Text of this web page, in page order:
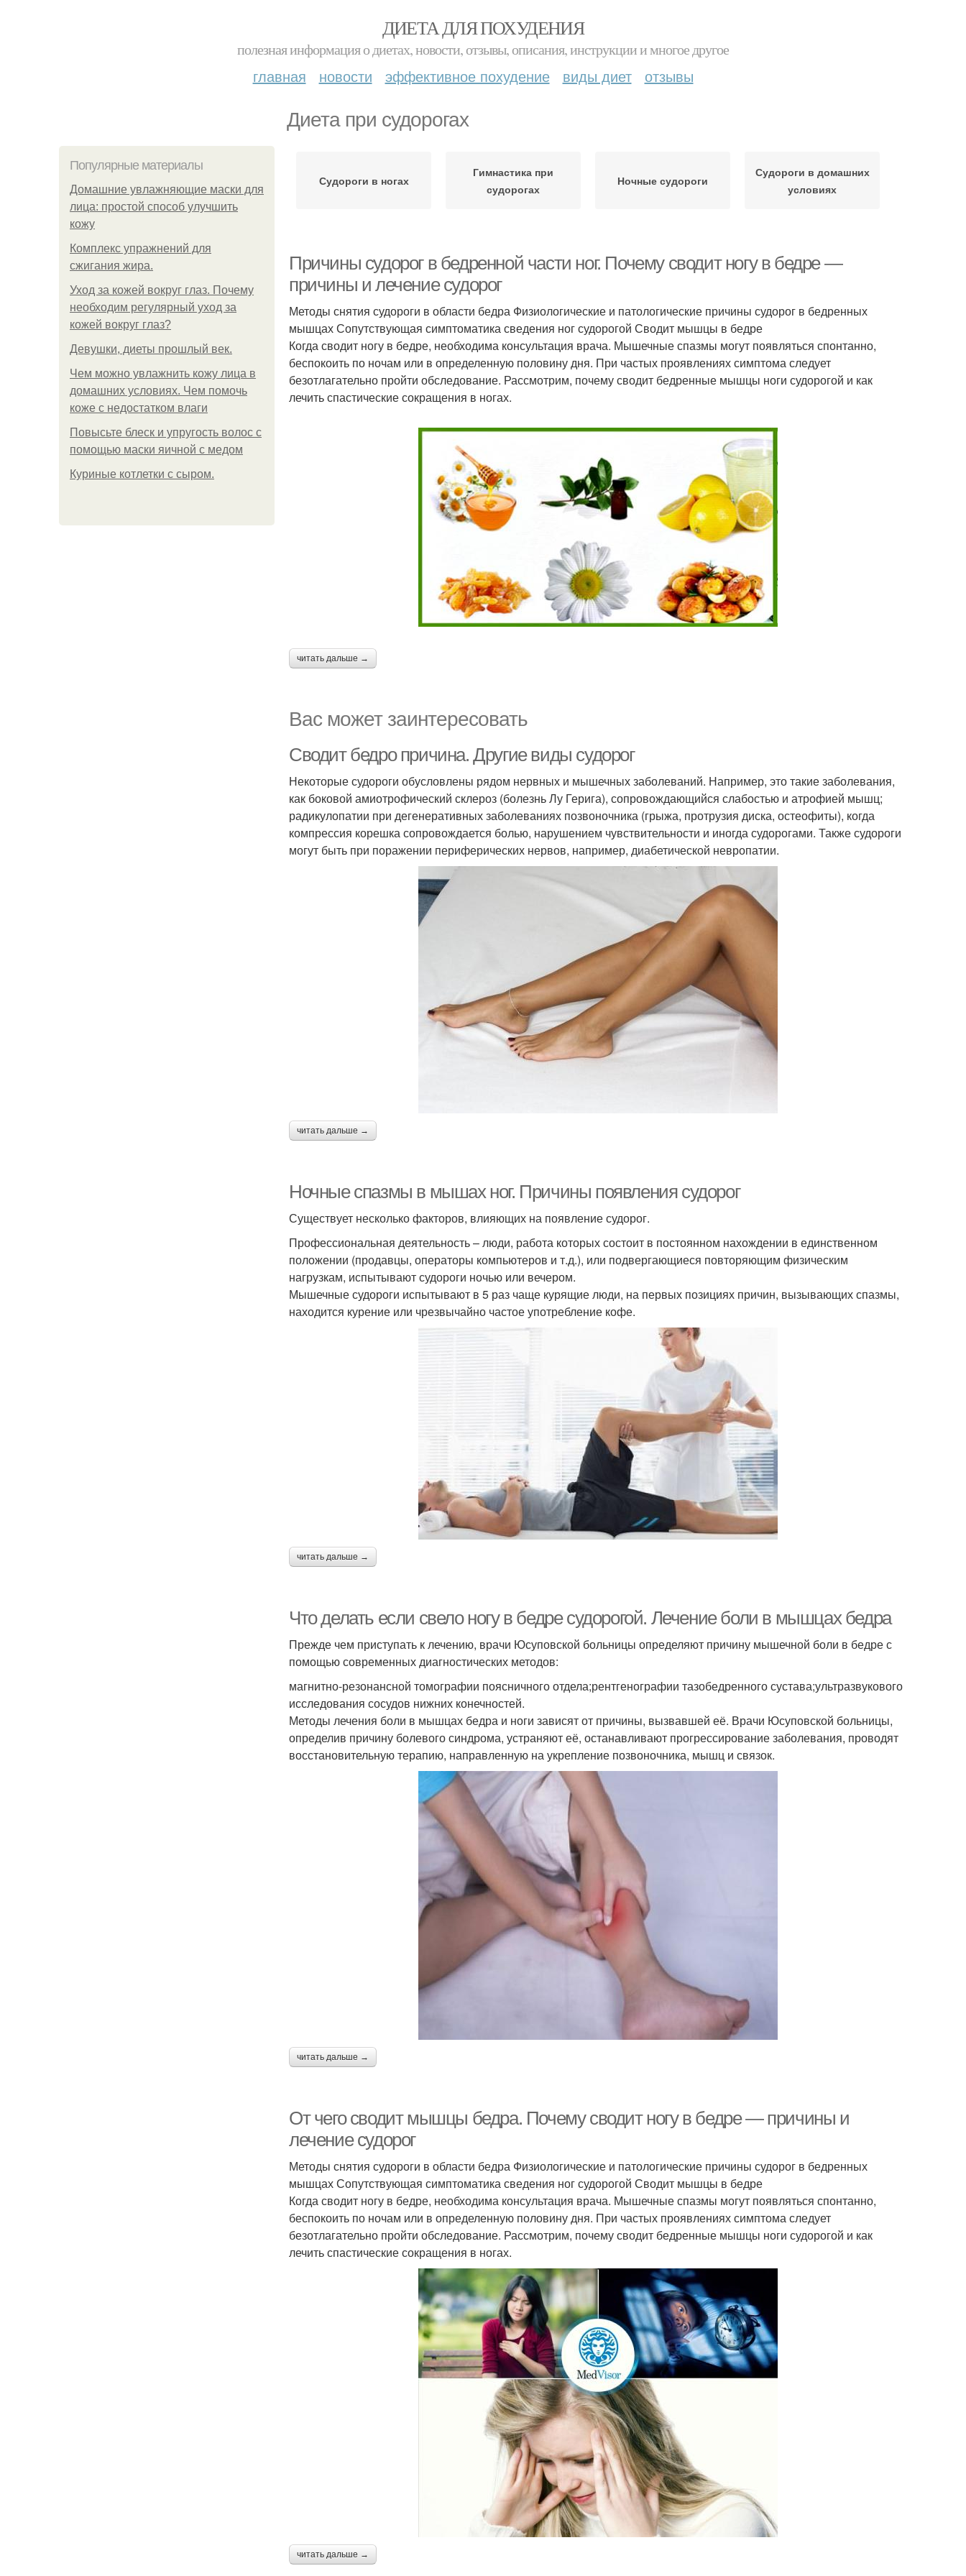
ДИЕТА ДЛЯ ПОХУДЕНИЯ
полезная информация о диетах, новости, отзывы, описания, инструкции и многое другое
главная новости эффективное похудение виды диет отзывы
Диета при судорогах
Популярные материалы
Домашние увлажняющие маски для
лица: простой способ улучшить
кожу
Комплекс упражнений для
сжигания жира.
Уход за кожей вокруг глаз. Почему
необходим регулярный уход за
кожей вокруг глаз?
Девушки, диеты прошлый век.
Чем можно увлажнить кожу лица в
домашних условиях. Чем помочь
коже с недостатком влаги
Повысьте блеск и упругость волос с
помощью маски яичной с медом
Куриные котлетки с сыром.
Судороги в ногах
Гимнастика при
судорогах
Ночные судороги
Судороги в домашних
условиях
Причины судорог в бедренной части ног. Почему сводит ногу в бедре —
причины и лечение судорог
Методы снятия судороги в области бедра Физиологические и патологические причины судорог в бедренных
мышцах Сопутствующая симптоматика сведения ног судорогой Сводит мышцы в бедре
Когда сводит ногу в бедре, необходима консультация врача. Мышечные спазмы могут появляться спонтанно,
беспокоить по ночам или в определенную половину дня. При частых проявлениях симптома следует
безотлагательно пройти обследование. Рассмотрим, почему сводит бедренные мышцы ноги судорогой и как
лечить спастические сокращения в ногах.
читать дальше →
Вас может заинтересовать
Сводит бедро причина. Другие виды судорог
Некоторые судороги обусловлены рядом нервных и мышечных заболеваний. Например, это такие заболевания,
как боковой амиотрофический склероз (болезнь Лу Герига), сопровождающийся слабостью и атрофией мышц;
радикулопатии при дегенеративных заболеваниях позвоночника (грыжа, протрузия диска, остеофиты), когда
компрессия корешка сопровождается болью, нарушением чувствительности и иногда судорогами. Также судороги
могут быть при поражении периферических нервов, например, диабетической невропатии.
читать дальше →
Ночные спазмы в мышах ног. Причины появления судорог
Существует несколько факторов, влияющих на появление судорог.
Профессиональная деятельность – люди, работа которых состоит в постоянном нахождении в единственном
положении (продавцы, операторы компьютеров и т.д.), или подвергающиеся повторяющим физическим
нагрузкам, испытывают судороги ночью или вечером.
Мышечные судороги испытывают в 5 раз чаще курящие люди, на первых позициях причин, вызывающих спазмы,
находится курение или чрезвычайно частое употребление кофе.
читать дальше →
Что делать если свело ногу в бедре судорогой. Лечение боли в мышцах бедра
Прежде чем приступать к лечению, врачи Юсуповской больницы определяют причину мышечной боли в бедре с
помощью современных диагностических методов:
магнитно-резонансной томографии поясничного отдела;рентгенографии тазобедренного сустава;ультразвукового
исследования сосудов нижних конечностей.
Методы лечения боли в мышцах бедра и ноги зависят от причины, вызвавшей её. Врачи Юсуповской больницы,
определив причину болевого синдрома, устраняют её, останавливают прогрессирование заболевания, проводят
восстановительную терапию, направленную на укрепление позвоночника, мышц и связок.
читать дальше →
От чего сводит мышцы бедра. Почему сводит ногу в бедре — причины и
лечение судорог
Методы снятия судороги в области бедра Физиологические и патологические причины судорог в бедренных
мышцах Сопутствующая симптоматика сведения ног судорогой Сводит мышцы в бедре
Когда сводит ногу в бедре, необходима консультация врача. Мышечные спазмы могут появляться спонтанно,
беспокоить по ночам или в определенную половину дня. При частых проявлениях симптома следует
безотлагательно пройти обследование. Рассмотрим, почему сводит бедренные мышцы ноги судорогой и как
лечить спастические сокращения в ногах.
читать дальше →